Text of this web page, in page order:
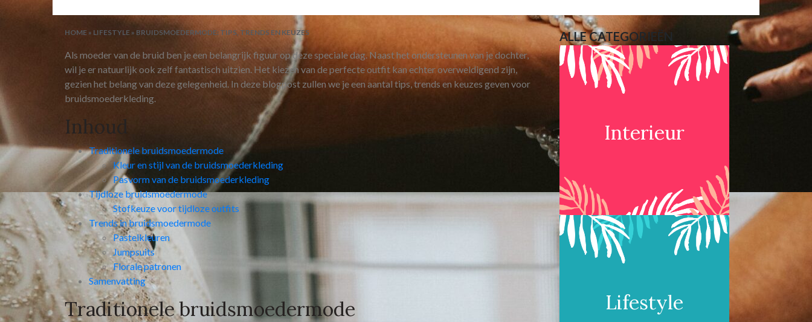
HOME » LIFESTYLE » BRUIDSMOEDERMODE: TIPS, TRENDS EN KEUZES
Als moeder van de bruid ben je een belangrijk figuur op deze speciale dag. Naast het ondersteunen van je dochter,
wil je er natuurlijk ook zelf fantastisch uitzien. Het kiezen van de perfecte outfit kan echter overweldigend zijn,
gezien het belang van deze gelegenheid. In deze blogpost zullen we je een aantal tips, trends en keuzes geven voor
bruidsmoederkleding.
Inhoud
Traditionele bruidsmoedermode
Kleur en stijl van de bruidsmoederkleding
Pasvorm van de bruidsmoederkleding
Tijdloze bruidsmoedermode
Stofkeuze voor tijdloze outfits
Trends in bruidsmoedermode
Pastelkleuren
Jumpsuits
Florale patronen
Samenvatting
Traditionele bruidsmoedermode
ALLE CATEGORIEËN
Interieur
Lifestyle